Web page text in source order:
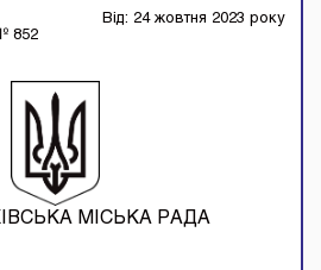
852
Від: 24 жовтня 2023 року
МІСЬКА РАДА